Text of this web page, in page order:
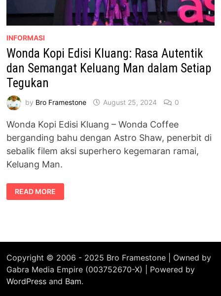
INFORMASI
Wonda Kopi Edisi Kluang: Rasa Autentik
dan Semangat Keluang Man dalam Setiap
Tegukan
by Bro Framestone August 25, 2024 0
Wonda Kopi Edisi Kluang – Wonda Coffee
berganding bahu dengan Astro Shaw, penerbit di
sebalik filem aksi superhero kegemaran ramai,
Keluang Man.
WONDA
KOPI
EDISI
KELUANG
DALAM
SETIAP
TEGUKAN
READ MORE
Copyright © 2006 - 2025 Bro Framestone | Owned by
Gabra Media Empire (003752670-X) | Powered by
WordPress and Bam.